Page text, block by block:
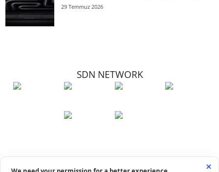
29 Temmuz 2026
SDN NETWORK